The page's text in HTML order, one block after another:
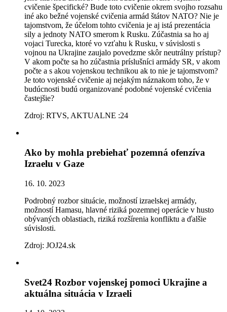
cvičenie špecifické? Bude toto cvičenie okrem svojho rozsahu
iné ako bežné vojenské cvičenia armád štátov NATO? Nie je
tajomstvom, že účelom tohto cvičenia je aj istá prezentácia
sily a jednoty NATO smerom k Rusku. Zúčastnia sa ho aj
vojaci Turecka, ktoré vo vzťahu k Rusku, v súvislosti s
vojnou na Ukrajine zaujalo povedzme skôr neutrálny prístup?
V akom počte sa ho zúčastnia príslušníci armády SR, v akom
počte a s akou vojenskou technikou ak to nie je tajomstvom?
Je toto vojenské cvičenie aj nejakým náznakom toho, že v
budúcnosti budú organizované podobné vojenské cvičenia
častejšie?
Zdroj: RTVS, AKTUALNE :24
Ako by mohla prebiehať pozemná ofenzíva
Izraelu v Gaze
16. 10. 2023
Podrobný rozbor situácie, možností izraelskej armády,
možností Hamasu, hlavné riziká pozemnej operácie v husto
obývaných oblastiach, riziká rozšírenia konfliktu a ďalšie
súvislosti.
Zdroj: JOJ24.sk
Svet24 Rozbor vojenskej pomoci Ukrajine a
aktuálna situácia v Izraeli